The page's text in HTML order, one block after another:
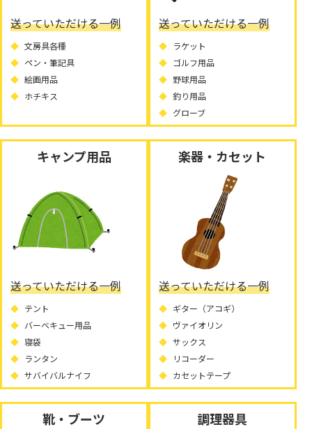
送っていただける一例
文房具各種
ペン・筆記具
絵画用品
ホチキス
送っていただける一例
ラケット
ゴルフ用品
野球用品
釣り用品
グローブ
キャンプ用品
送っていただける一例
テント
バーベキュー用品
寝袋
ランタン
サバイバルナイフ
楽器・カセット
送っていただける一例
ギター（アコギ）
ヴァイオリン
サックス
リコーダー
カセットテープ
靴・ブーツ 調理器具